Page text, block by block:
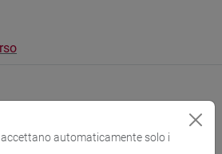
automaticamente solo i